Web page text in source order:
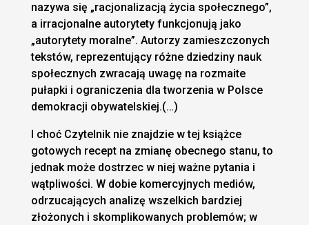
nazywa się „racjonalizacją życia społecznego”,
a irracjonalne autorytety funkcjonują jako
„autorytety moralne”. Autorzy zamieszczonych
tekstów, reprezentujący różne dziedziny nauk
społecznych zwracają uwagę na rozmaite
pułapki i ograniczenia dla tworzenia w Polsce
demokracji obywatelskiej.(…)
I choć Czytelnik nie znajdzie w tej książce
gotowych recept na zmianę obecnego stanu, to
jednak może dostrzec w niej ważne pytania i
wątpliwości. W dobie komercyjnych mediów,
odrzucających analizę wszelkich bardziej
złożonych i skomplikowanych problemów; w